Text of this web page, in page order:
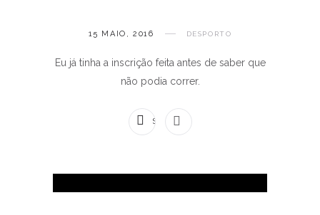
15 MAIO, 2016 DESPORTO
Eu já tinha a inscrição feita antes de saber que
não podia correr.
SEM COMENTÁRIOS